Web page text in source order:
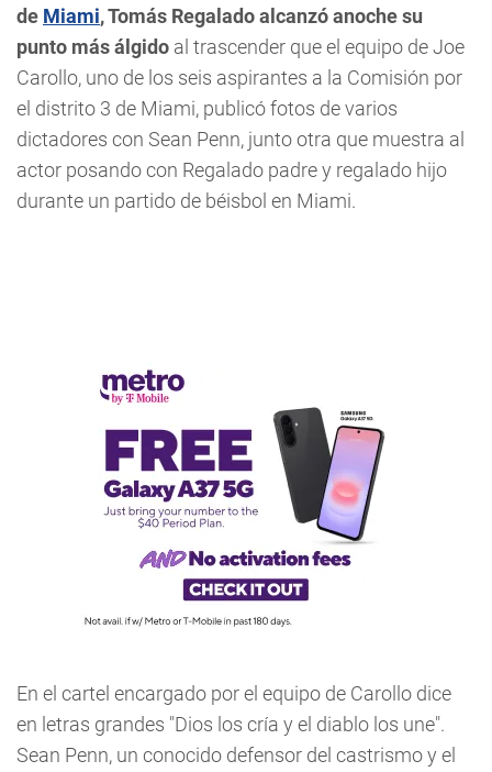
de Miami, Tomás Regalado alcanzó anoche su
punto más álgido al trascender que el equipo de Joe
Carollo, uno de los seis aspirantes a la Comisión por
el distrito 3 de Miami, publicó fotos de varios
dictadores con Sean Penn, junto otra que muestra al
actor posando con Regalado padre y regalado hijo
durante un partido de béisbol en Miami.
En el cartel encargado por el equipo de Carollo dice
en letras grandes "Dios los cría y el diablo los une".
Sean Penn, un conocido defensor del castrismo y el